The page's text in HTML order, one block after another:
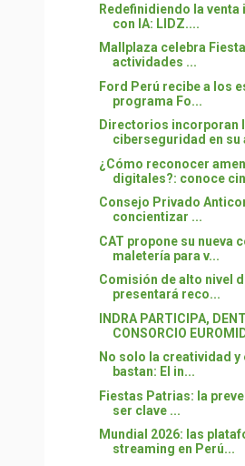
Redefinidiendo la
con IA: LIDZ....
Mallplaza celebra
actividades ...
Ford Perú recibe a los
programa Fo...
Directorios incorporan
ciberseguridad en su
¿Cómo reconocer
digitales?: conoce
Consejo Privado
concientizar ...
CAT propone su nueva
maletería para v...
Comisión de alto nivel
presentará reco...
INDRA PARTICIPA,
CONSORCIO
No solo la creatividad y
bastan: El in...
Fiestas Patrias: la
ser clave ...
Mundial 2026: las
streaming en Perú...